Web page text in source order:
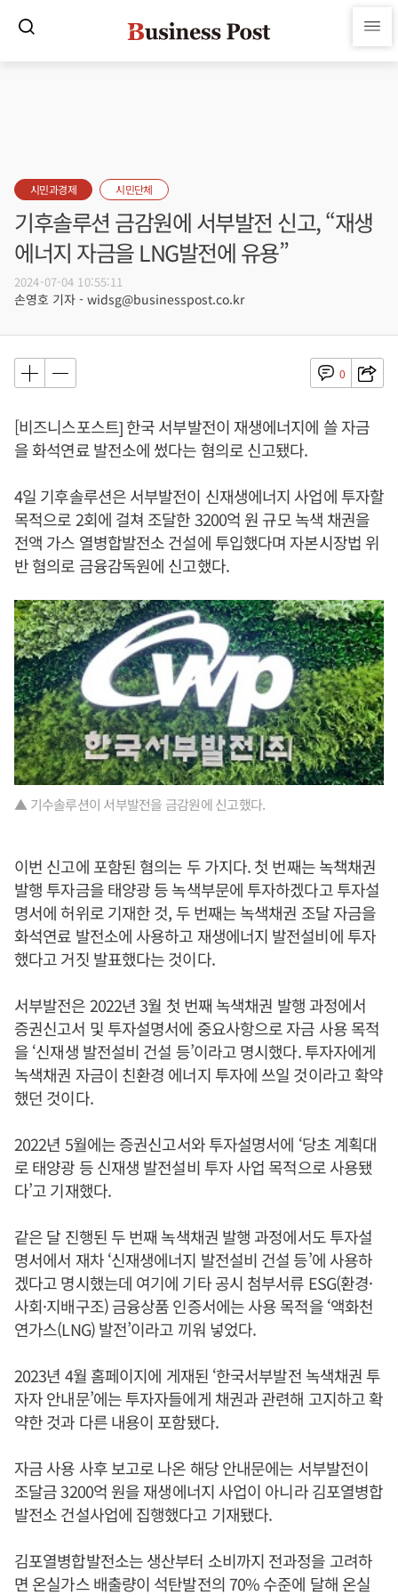
시민과경제 시민단체
기후솔루션 금감원에 서부발전 신고, “재생
에너지 자금을 LNG발전에 유용”
2024-07-04 10:55:11
손영호 기자 - widsg@businesspost.co.kr
0
[비즈니스포스트] 한국 서부발전이 재생에너지에 쓸 자금
을 화석연료 발전소에 썼다는 혐의로 신고됐다.
4일 기후솔루션은 서부발전이 신재생에너지 사업에 투자할
목적으로 2회에 걸쳐 조달한 3200억 원 규모 녹색 채권을
전액 가스 열병합발전소 건설에 투입했다며 자본시장법 위
반 혐의로 금융감독원에 신고했다.
▲ 기수솔루션이 서부발전을 금감원에 신고했다.
이번 신고에 포함된 혐의는 두 가지다. 첫 번째는 녹책채권
발행 투자금을 태양광 등 녹색부문에 투자하겠다고 투자설
명서에 허위로 기재한 것, 두 번째는 녹색채권 조달 자금을
화석연료 발전소에 사용하고 재생에너지 발전설비에 투자
했다고 거짓 발표했다는 것이다.
서부발전은 2022년 3월 첫 번째 녹색채권 발행 과정에서
증권신고서 및 투자설명서에 중요사항으로 자금 사용 목적
을 ‘신재생 발전설비 건설 등’이라고 명시했다. 투자자에게
녹색채권 자금이 친환경 에너지 투자에 쓰일 것이라고 확약
했던 것이다.
2022년 5월에는 증권신고서와 투자설명서에 ‘당초 계획대
로 태양광 등 신재생 발전설비 투자 사업 목적으로 사용됐
다’고 기재했다.
같은 달 진행된 두 번째 녹색채권 발행 과정에서도 투자설
명서에서 재차 ‘신재생에너지 발전설비 건설 등’에 사용하
겠다고 명시했는데 여기에 기타 공시 첨부서류 ESG(환경·
사회·지배구조) 금융상품 인증서에는 사용 목적을 ‘액화천
연가스(LNG) 발전’이라고 끼워 넣었다.
2023년 4월 홈페이지에 게재된 ‘한국서부발전 녹색채권 투
자자 안내문’에는 투자자들에게 채권과 관련해 고지하고 확
약한 것과 다른 내용이 포함됐다.
자금 사용 사후 보고로 나온 해당 안내문에는 서부발전이
조달금 3200억 원을 재생에너지 사업이 아니라 김포열병합
발전소 건설사업에 집행했다고 기재됐다.
김포열병합발전소는 생산부터 소비까지 전과정을 고려하
면 온실가스 배출량이 석탄발전의 70% 수준에 달해 온실